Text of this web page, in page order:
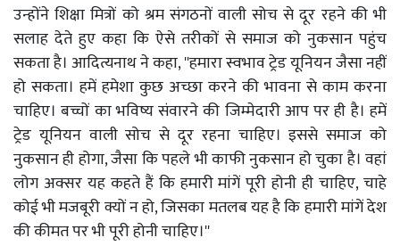
उन्होंने शिक्षा मित्रों को श्रम संगठनों वाली सोच से दूर रहने की भी
सलाह देते हुए कहा कि ऐसे तरीकों से समाज को नुकसान पहुंच
सकता है। आदित्यनाथ ने कहा, ''हमारा स्वभाव ट्रेड यूनियन जैसा नहीं
हो सकता। हमें हमेशा कुछ अच्छा करने की भावना से काम करना
चाहिए। बच्चों का भविष्य संवारने की जिम्मेदारी आप पर ही है। हमें
ट्रेड यूनियन वाली सोच से दूर रहना चाहिए। इससे समाज को
नुकसान ही होगा, जैसा कि पहले भी काफी नुकसान हो चुका है। वहां
लोग अक्सर यह कहते हैं कि हमारी मांगें पूरी होनी ही चाहिए, चाहे
कोई भी मजबूरी क्यों न हो, जिसका मतलब यह है कि हमारी मांगें देश
की कीमत पर भी पूरी होनी चाहिए।''